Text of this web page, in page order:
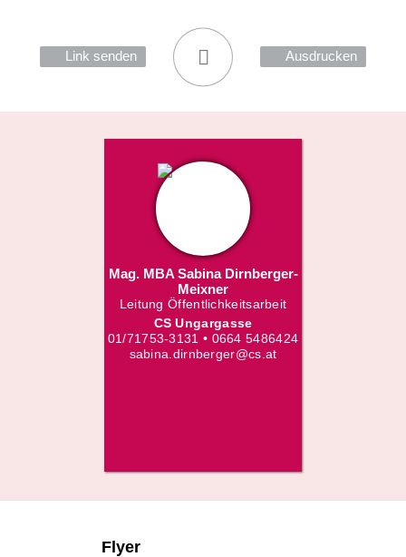
Link senden Ausdrucken
Mag. MBA Sabina Dirnberger-
Meixner
Leitung Öffentlichkeitsarbeit
CS Ungargasse
01/71753-3131 • 0664 5486424
sabina.dirnberger@cs.at
Flyer